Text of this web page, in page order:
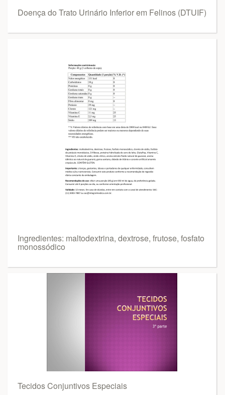
Doença do Trato Urinário Inferior em Felinos (DTUIF)
Ingredientes: maltodextrina, dextrose, frutose, fosfato
monossódico
Tecidos Conjuntivos Especiais